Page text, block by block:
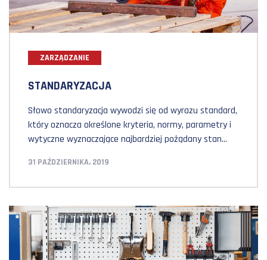
ZARZĄDZANIE
STANDARYZACJA
Słowo standaryzacja wywodzi się od wyrazu standard,
który oznacza określone kryteria, normy, parametry i
wytyczne wyznaczające najbardziej pożądany stan
standaryzacja Standaryzacja jest jednym z
standaryzacji jest określenie i zastosowanie
optymalnych kryteriów i wytycznych dotyczących
wykorzystania środków, ich […]
31 PAŹDZIERNIKA, 2019